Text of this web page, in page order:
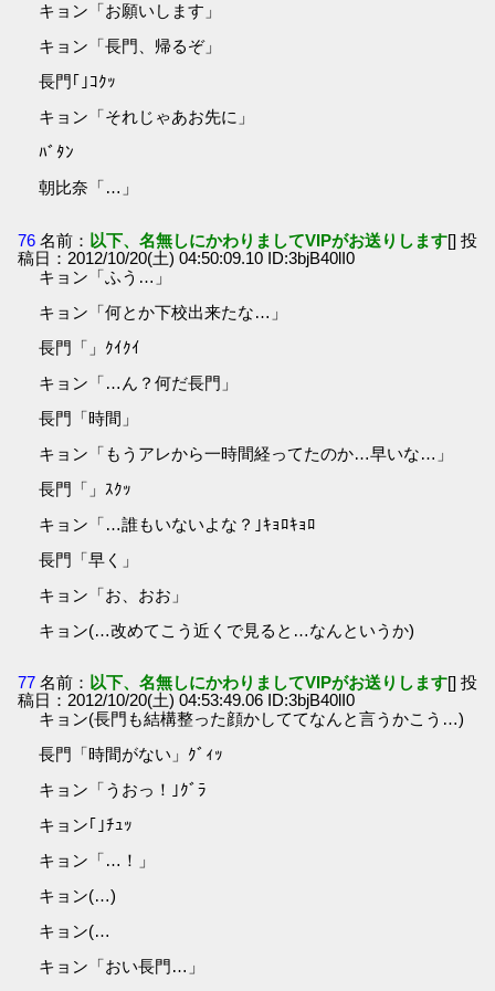
キョン「お願いします」
キョン「長門、帰るぞ」
長門｢｣ｺｸｯ
キョン「それじゃあお先に」
ﾊﾞﾀﾝ
朝比奈「…」
76 名前： 以下、名無しにかわりましてVIPがお送りします[] 投
稿日：2012/10/20(土) 04:50:09.10 ID:3bjB40lI0
キョン「ふう…」
キョン「何とか下校出来たな…」
長門「」ｸｲｸｲ
キョン「…ん？何だ長門」
長門「時間」
キョン「もうアレから一時間経ってたのか…早いな…」
長門「」ｽｸｯ
キョン「…誰もいないよな？｣ｷｮﾛｷｮﾛ
長門「早く」
キョン「お、おお」
キョン(…改めてこう近くで見ると…なんというか)
77 名前： 以下、名無しにかわりましてVIPがお送りします[] 投
稿日：2012/10/20(土) 04:53:49.06 ID:3bjB40lI0
キョン(長門も結構整った顔かしててなんと言うかこう…)
長門「時間がない」ｸﾞｨｯ
キョン「うおっ！｣ｸﾞﾗ
キョン｢｣ﾁｭｯ
キョン「…！」
キョン(…)
キョン(…
キョン「おい長門…」